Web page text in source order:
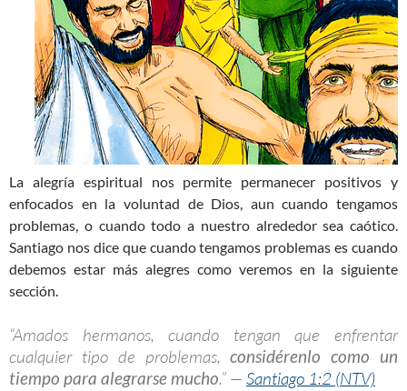
La alegría espiritual nos permite permanecer positivos y
enfocados en la voluntad de Dios, aun cuando tengamos
problemas, o cuando todo a nuestro alrededor sea caótico.
Santiago nos dice que cuando tengamos problemas es cuando
debemos estar más alegres como veremos en la siguiente
sección.
“Amados hermanos, cuando tengan que enfrentar
cualquier tipo de problemas,considérenlo como un
tiempo para alegrarse mucho.” — Santiago 1:2 (NTV)